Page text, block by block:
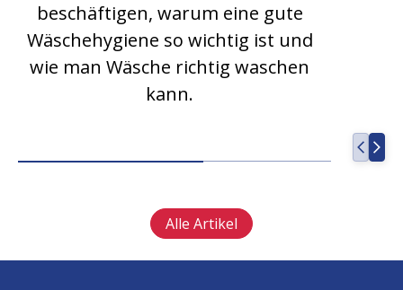
beschäftigen, warum eine gute
Wäschehygiene so wichtig ist und
wie man Wäsche richtig waschen
kann.
Alle Artikel